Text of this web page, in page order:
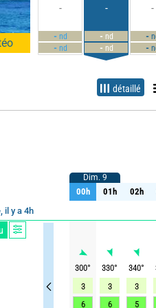
-
- nd
- nd
-
- nd
- nd
-
-
-
détaillé
il y a 4h
Dim. 9
00h 01h 02h
Dim. 9
00h 01h 02h
300° 330° 340°
3
3 3
6
6 5